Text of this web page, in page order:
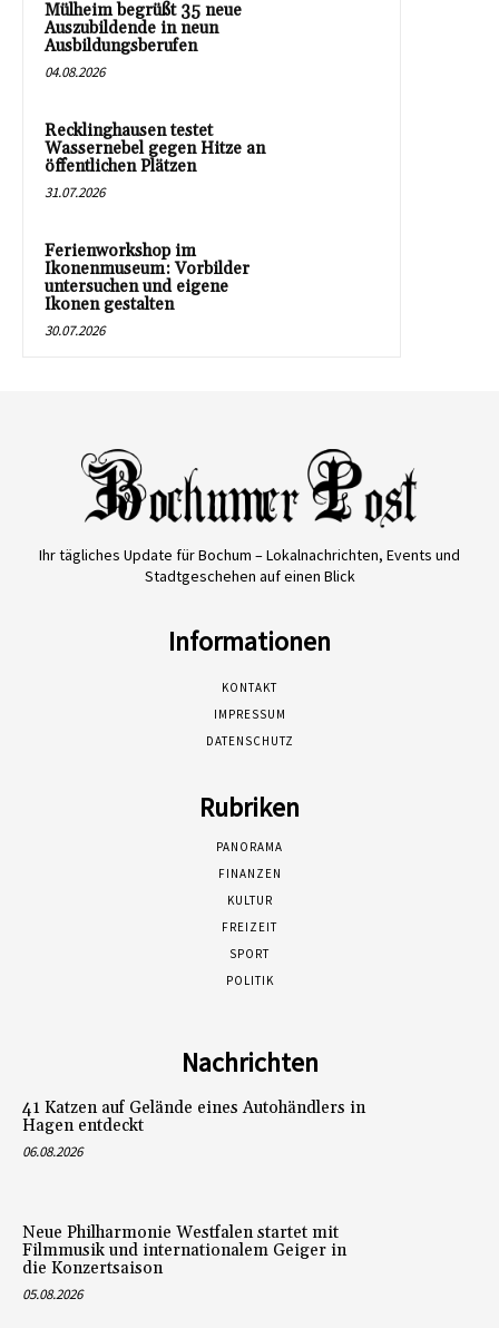
Mülheim begrüßt 35 neue
Auszubildende in neun
Ausbildungsberufen
04.08.2026
Recklinghausen testet
Wassernebel gegen Hitze an
öffentlichen Plätzen
31.07.2026
Ferienworkshop im
Ikonenmuseum: Vorbilder
untersuchen und eigene
Ikonen gestalten
30.07.2026
Ihr tägliches Update für Bochum – Lokalnachrichten, Events und
Stadtgeschehen auf einen Blick
Informationen
KONTAKT
IMPRESSUM
DATENSCHUTZ
Rubriken
PANORAMA
FINANZEN
KULTUR
FREIZEIT
SPORT
POLITIK
Nachrichten
41 Katzen auf Gelände eines Autohändlers in
Hagen entdeckt
06.08.2026
Neue Philharmonie Westfalen startet mit
Filmmusik und internationalem Geiger in
die Konzertsaison
05.08.2026